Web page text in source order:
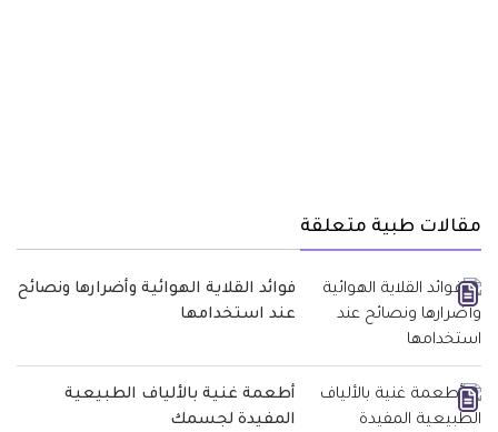
مقالات طبية متعلقة
فوائد القلاية الهوائية وأضرارها ونصائح
عند استخدامها
أطعمة غنية بالألياف الطبيعية
المفيدة لجسمك